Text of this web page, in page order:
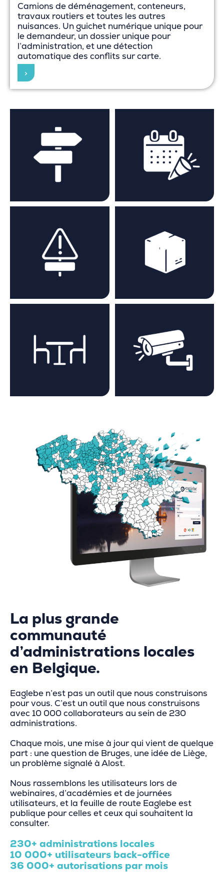
Camions de déménagement, conteneurs,
travaux routiers et toutes les autres
nuisances. Un guichet numérique unique pour
le demandeur, un dossier unique pour
l’administration, et une détection
automatique des conflits sur carte.
>
La plus grande
communauté
d’administrations locales
en Belgique.
Eaglebe n’est pas un outil que nous construisons
pour vous. C’est un outil que nous construisons
avec 10 000 collaborateurs au sein de 230
administrations.
Chaque mois, une mise à jour qui vient de quelque
part : une question de Bruges, une idée de Liège,
un problème signalé à Alost.
Nous rassemblons les utilisateurs lors de
webinaires, d’académies et de journées
utilisateurs, et la feuille de route Eaglebe est
publique pour celles et ceux qui souhaitent la
consulter.
230+ administrations locales
10 000+ utilisateurs back-office
36 000+ autorisations par mois